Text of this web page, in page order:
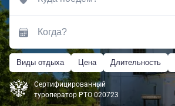
Виды отдыха Цена Длительность
Сертифицированный
туроператор РТО 020723